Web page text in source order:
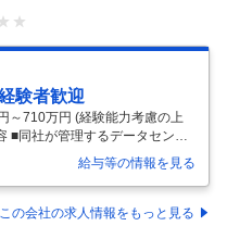
験者歓迎
～710万円 (経験能力考慮の上
■同社が管理するデータセンタ
用業務をご担当いただきます。
の方となるため、メンテナン
親会社の担当者との折衝業務が
備運用の設計支援（障害対策手
に基づく運用管理（インシデ
給与等の情報を見る
この会社の求人情報をもっと見る